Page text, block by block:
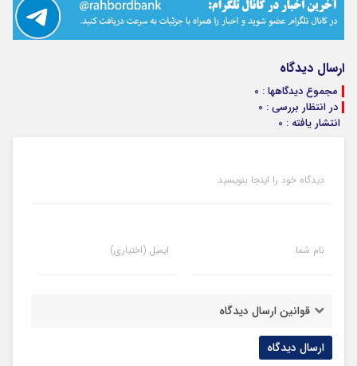
ارسال دیدگاه
مجموع دیدگاهها : 0
در انتظار بررسی : 0
انتشار یافته : 0
دیدگاه خود را اینجا بنویسید
نام شما ایمیل (اختیاری)
قوانین ارسال دیدگاه